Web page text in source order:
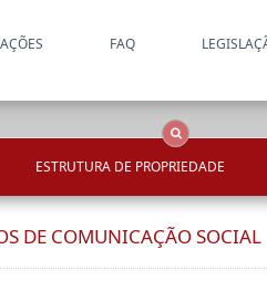
FAQ
ESTRUTURA DE PROPRIEDADE
DE COMUNICAÇÃO SOCIAL